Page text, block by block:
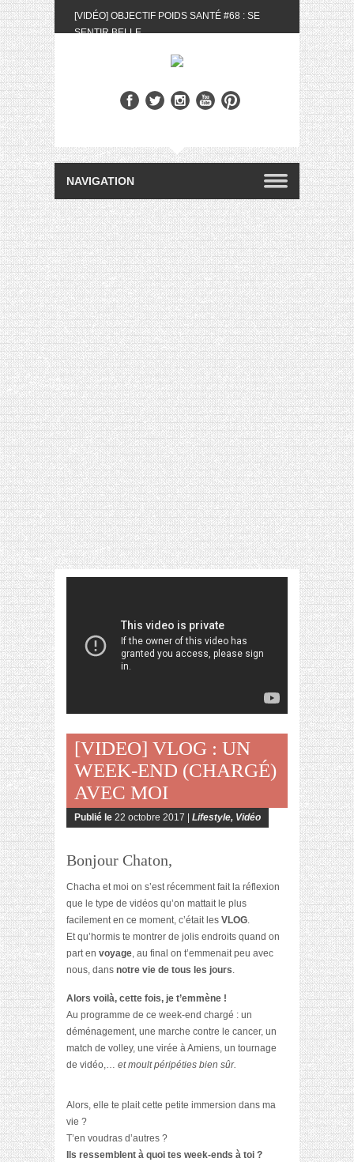
[VIDÉO] OBJECTIF POIDS SANTÉ #68 : SE
SENTIR BELLE
BIOTYFULL BOX DU MOIS DE MAI 2024 FEAT.
[VIDÉO] QUITOQUE #10 : MEAL PREP &
CONVIVIALITÉ
[VIDÉO] UNBOXING : LES MY LITTLE &
BIOTYFULL BOX DU MOIS D’AVRIL 2024
FEAT. AKILA
[VIDÉO] OBJECTIF POIDS SANTÉ #67 : L’AVIS
DES AUTRES, CE N’EST QUE LA VIE DES
AUTRES
[VIDÉO] UNBOXING : LES MY LITTLE &
BIOTYFULL BOX DES MOIS DE FÉVRIER ET
MARS 2024 FEAT. AKILA
[VIDÉO] LA SÉLECTION DU MOIS
#JANVIER2024
[VIDÉO] HELLOFRESH #34 : IDÉES
RECETTES RISOTTO
[VIDEO] VLOG : UN
WEEK-END (CHARGÉ)
AVEC MOI
Publié le 22 octobre 2017 | Lifestyle, Vidéo
Bonjour Chaton,
Chacha et moi on s’est récemment fait la réflexion
que le type de vidéos qu’on mattait le plus
facilement en ce moment, c’était les VLOG.
Et qu’hormis te montrer de jolis endroits quand on
part en voyage, au final on t’emmenait peu avec
nous, dans notre vie de tous les jours.
Alors voilà, cette fois, je t’emmène !
Au programme de ce week-end chargé : un
déménagement, une marche contre le cancer, un
match de volley, une virée à Amiens, un tournage
de vidéo,… et moult péripéties bien sûr.
Alors, elle te plait cette petite immersion dans ma
vie ?
T’en voudras d’autres ?
Ils ressemblent à quoi tes week-ends à toi ?